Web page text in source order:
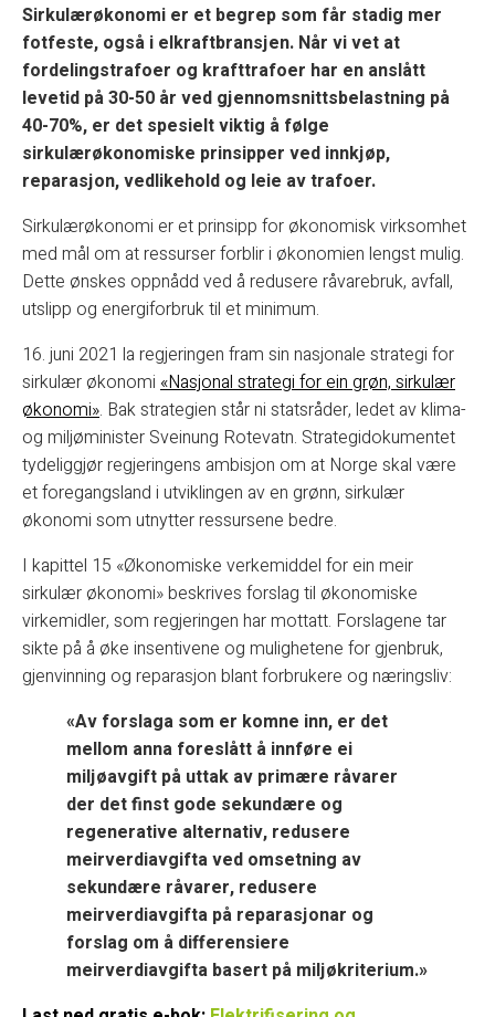
Sirkulærøkonomi er et begrep som får stadig mer
fotfeste, også i elkraftbransjen. Når vi vet at
fordelingstrafoer og krafttrafoer har en anslått
levetid på 30-50 år ved gjennomsnittsbelastning på
40-70%, er det spesielt viktig å følge
sirkulærøkonomiske prinsipper ved innkjøp,
reparasjon, vedlikehold og leie av trafoer.
Sirkulærøkonomi er et prinsipp for økonomisk virksomhet
med mål om at ressurser forblir i økonomien lengst mulig.
Dette ønskes oppnådd ved å redusere råvarebruk, avfall,
utslipp og energiforbruk til et minimum.
16. juni 2021 la regjeringen fram sin nasjonale strategi for
sirkulær økonomi «Nasjonal strategi for ein grøn, sirkulær
økonomi». Bak strategien står ni statsråder, ledet av klima-
og miljøminister Sveinung Rotevatn. Strategidokumentet
tydeliggjør regjeringens ambisjon om at Norge skal være
et foregangsland i utviklingen av en grønn, sirkulær
økonomi som utnytter ressursene bedre.
I kapittel 15 «Økonomiske verkemiddel for ein meir
sirkulær økonomi» beskrives forslag til økonomiske
virkemidler, som regjeringen har mottatt. Forslagene tar
sikte på å øke insentivene og mulighetene for gjenbruk,
gjenvinning og reparasjon blant forbrukere og næringsliv:
«Av forslaga som er komne inn, er det
mellom anna foreslått å innføre ei
miljøavgift på uttak av primære råvarer
der det finst gode sekundære og
regenerative alternativ, redusere
meirverdiavgifta ved omsetning av
sekundære råvarer, redusere
meirverdiavgifta på reparasjonar og
forslag om å differensiere
meirverdiavgifta basert på miljøkriterium.»